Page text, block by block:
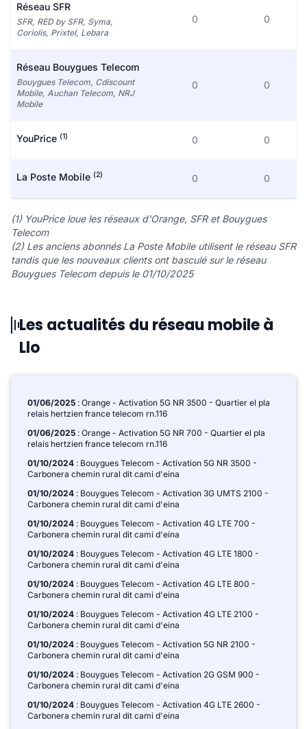
Réseau SFR
SFR, RED by SFR, Syma,
Coriolis, Prixtel, Lebara
0 0
Réseau Bouygues Telecom
Bouygues Telecom, Cdiscount
Mobile, Auchan Telecom, NRJ
Mobile
0 0
YouPrice (1) 0 0
La Poste Mobile (2) 0 0
(1) YouPrice loue les réseaux d'Orange, SFR et Bouygues
Telecom
(2) Les anciens abonnés La Poste Mobile utilisent le réseau SFR
tandis que les nouveaux clients ont basculé sur le réseau
Bouygues Telecom depuis le 01/10/2025
Les actualités du réseau mobile à
Llo
01/06/2025 : Orange - Activation 5G NR 3500 - Quartier el pla
relais hertzien france telecom rn.116
01/06/2025 : Orange - Activation 5G NR 700 - Quartier el pla
relais hertzien france telecom rn.116
01/10/2024 : Bouygues Telecom - Activation 5G NR 3500 -
Carbonera chemin rural dit cami d'eina
01/10/2024 : Bouygues Telecom - Activation 3G UMTS 2100 -
Carbonera chemin rural dit cami d'eina
01/10/2024 : Bouygues Telecom - Activation 4G LTE 700 -
Carbonera chemin rural dit cami d'eina
01/10/2024 : Bouygues Telecom - Activation 4G LTE 1800 -
Carbonera chemin rural dit cami d'eina
01/10/2024 : Bouygues Telecom - Activation 4G LTE 800 -
Carbonera chemin rural dit cami d'eina
01/10/2024 : Bouygues Telecom - Activation 4G LTE 2100 -
Carbonera chemin rural dit cami d'eina
01/10/2024 : Bouygues Telecom - Activation 5G NR 2100 -
Carbonera chemin rural dit cami d'eina
01/10/2024 : Bouygues Telecom - Activation 2G GSM 900 -
Carbonera chemin rural dit cami d'eina
01/10/2024 : Bouygues Telecom - Activation 4G LTE 2600 -
Carbonera chemin rural dit cami d'eina